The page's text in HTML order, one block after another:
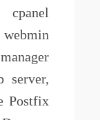
server,
Postfix